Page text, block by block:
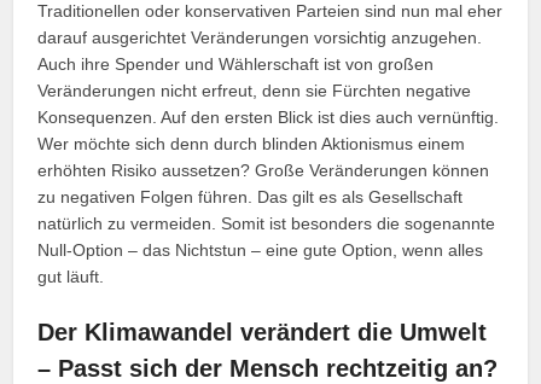
Traditionellen oder konservativen Parteien sind nun mal eher
darauf ausgerichtet Veränderungen vorsichtig anzugehen.
Auch ihre Spender und Wählerschaft ist von großen
Veränderungen nicht erfreut, denn sie Fürchten negative
Konsequenzen. Auf den ersten Blick ist dies auch vernünftig.
Wer möchte sich denn durch blinden Aktionismus einem
erhöhten Risiko aussetzen? Große Veränderungen können
zu negativen Folgen führen. Das gilt es als Gesellschaft
natürlich zu vermeiden. Somit ist besonders die sogenannte
Null-Option – das Nichtstun – eine gute Option, wenn alles
gut läuft.
Der Klimawandel verändert die Umwelt
– Passt sich der Mensch rechtzeitig an?